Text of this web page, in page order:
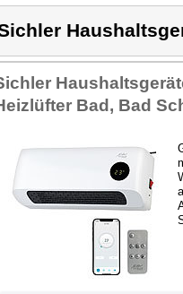
Bad, Bad